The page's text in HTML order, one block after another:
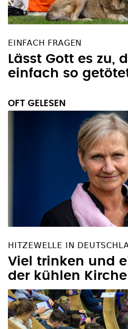
EINFACH FRAGEN
Lässt Gott es zu,
einfach so
OFT GELESEN
HITZEWELLE IN
Viel trinken und
der kühlen